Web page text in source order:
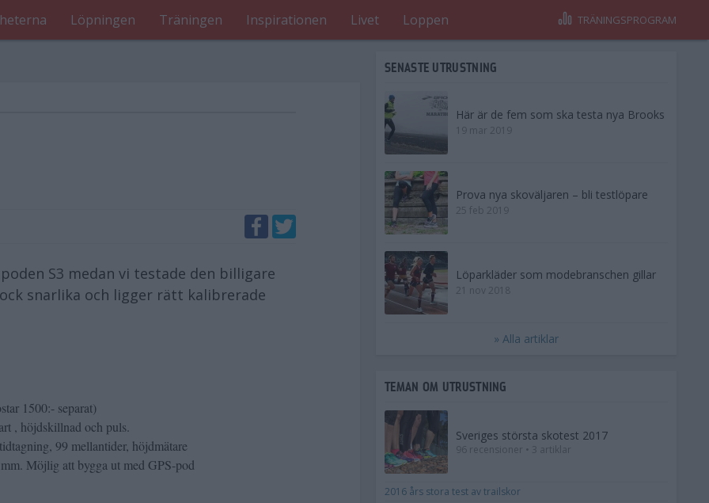
Löpningen Träningen Inspirationen Livet Loppen TRÄNINGSPROGRAM
S3 medan vi testade den billigare
snarlika och ligger rätt kalibrerade
1500:- separat)
, höjdskillnad och puls.
99 mellantider, höjdmätare
Möjlig att bygga ut med GPS-pod
SENASTE UTRUSTNING
Här är de fem som ska testa nya Brooks
19 mar 2019
Prova nya skoväljaren – bli testlöpare
25 feb 2019
Löparkläder som modebranschen gillar
21 nov 2018
» Alla artiklar
TEMAN OM UTRUSTNING
Sveriges största skotest 2017
96 recensioner • 3 artiklar
2016 års stora test av trailskor